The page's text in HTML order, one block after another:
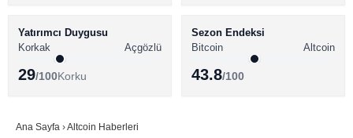
BİTCOİN HABERLERİ
ALTCOİN HABERLERİ
SÖZLÜK
Yatırımcı Duygusu
Korkak
Açgözlü
29/100Korku
Sezon Endeksi
Bitcoin
Altcoin
43.8/100
Ana Sayfa ›Altcoin Haberleri